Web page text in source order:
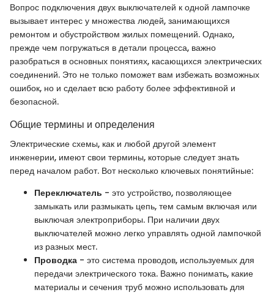
Вопрос подключения двух выключателей к одной лампочке
вызывает интерес у множества людей, занимающихся
ремонтом и обустройством жилых помещений. Однако,
прежде чем погружаться в детали процесса, важно
разобраться в основных понятиях, касающихся электрических
соединений. Это не только поможет вам избежать возможных
ошибок, но и сделает всю работу более эффективной и
безопасной.
Общие термины и определения
Электрические схемы, как и любой другой элемент
инженерии, имеют свои термины, которые следует знать
перед началом работ. Вот несколько ключевых понятийные:
Переключатель - это устройство, позволяющее
замыкать или размыкать цепь, тем самым включая или
выключая электроприборы. При наличии двух
выключателей можно легко управлять одной лампочкой
из разных мест.
Проводка - это система проводов, используемых для
передачи электрического тока. Важно понимать, какие
материалы и сечения труб можно использовать для